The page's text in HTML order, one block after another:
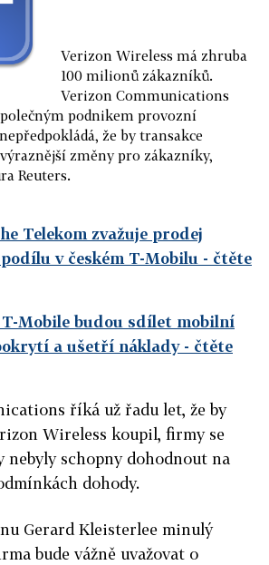
Verizon Wireless má zhruba
100 milionů zákazníků.
Verizon Communications
podnikem provozní
že by transakce
změny pro zákazníky,
Reuters.
Telekom zvažuje prodej
v českém T-Mobilu - čtěte
T-Mobile budou sdílet mobilní
a ušetří náklady- čtěte
říká už řadu let, že by
Wireless koupil, firmy se
nebyly schopny dohodnout na
dohody.
Gerard Kleisterlee minulý
bude vážně uvažovat o